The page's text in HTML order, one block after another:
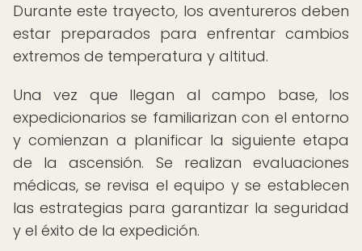
Durante este trayecto, los aventureros deben
estar preparados para enfrentar cambios
extremos de temperatura y altitud.
Una vez que llegan al campo base, los
expedicionarios se familiarizan con el entorno
y comienzan a planificar la siguiente etapa
de la ascensión. Se realizan evaluaciones
médicas, se revisa el equipo y se establecen
las estrategias para garantizar la seguridad
y el éxito de la expedición.